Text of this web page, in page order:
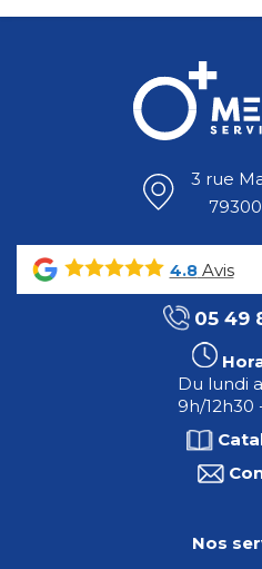
3 rue
4.8Avis
05 49
Du lundi
9h/12h30
Nos